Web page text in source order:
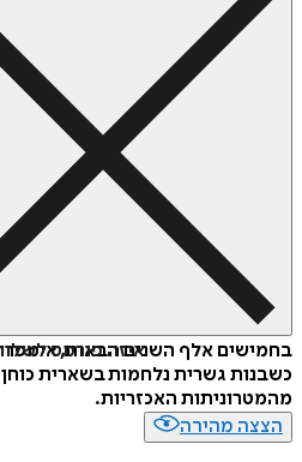
איזה פורמט
בחמישים אלף השנים הבאות,
כשבנות גשרית נלחמות בשארית
מהמטרוניתות האכזריות.
הצצה מהירה